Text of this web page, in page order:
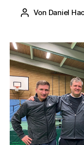
Beitragsautor
Von Daniel